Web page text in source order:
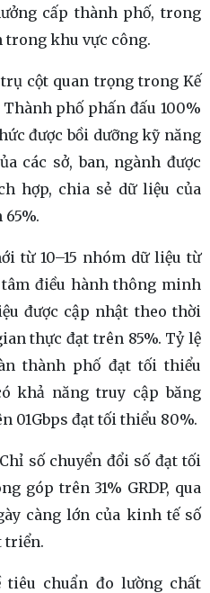
cấp thành phố, trong
trong khu vực công.
cột quan trọng trong Kế
phố phấn đấu 100%
được bồi dưỡng kỹ năng
các sở, ban, ngành được
hợp, chia sẻ dữ liệu của
từ 10–15 nhóm dữ liệu từ
điều hành thông minh
được cập nhật theo thời
thực đạt trên 85%. Tỷ lệ
thành phố đạt tối thiểu
khả năng truy cập băng
01Gbps đạt tối thiểu 80%.
số chuyển đổi số đạt tối
góp trên 31% GRDP, qua
càng lớn của kinh tế số
triển.
chuẩn đo lường chất